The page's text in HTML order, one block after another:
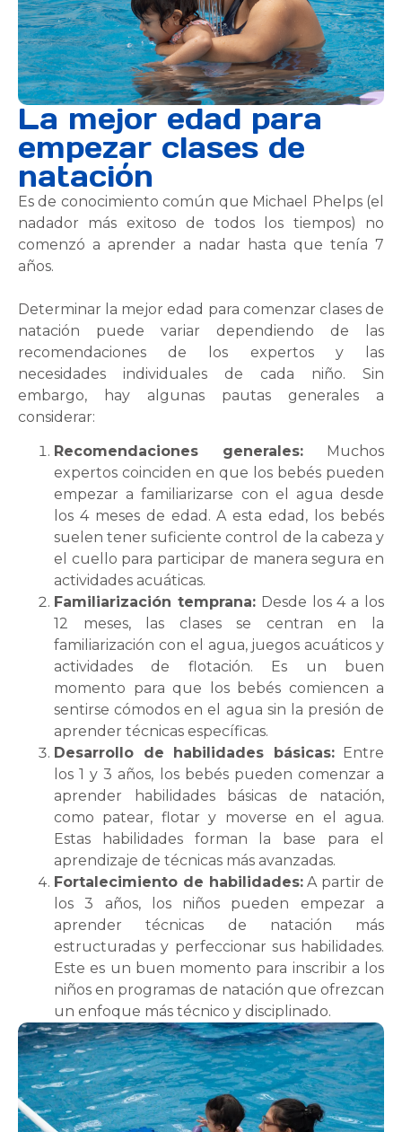
La mejor edad para
empezar clases de
natación
Es de conocimiento común que Michael Phelps (el
nadador más exitoso de todos los tiempos) no
comenzó a aprender a nadar hasta que tenía 7
años.
Determinar la mejor edad para comenzar clases de
natación puede variar dependiendo de las
recomendaciones de los expertos y las
necesidades individuales de cada niño. Sin
embargo, hay algunas pautas generales a
considerar:
Recomendaciones generales: Muchos
expertos coinciden en que los bebés pueden
empezar a familiarizarse con el agua desde
los 4 meses de edad. A esta edad, los bebés
suelen tener suficiente control de la cabeza y
el cuello para participar de manera segura en
actividades acuáticas.
Familiarización temprana:Desde los 4 a los
12 meses, las clases se centran en la
familiarización con el agua, juegos acuáticos y
actividades de flotación. Es un buen
momento para que los bebés comiencen a
sentirse cómodos en el agua sin la presión de
aprender técnicas específicas.
Desarrollo de habilidades básicas:Entre
los 1 y 3 años, los bebés pueden comenzar a
aprender habilidades básicas de natación,
como patear, flotar y moverse en el agua.
Estas habilidades forman la base para el
aprendizaje de técnicas más avanzadas.
Fortalecimiento de habilidades:A partir de
los 3 años, los niños pueden empezar a
aprender técnicas de natación más
estructuradas y perfeccionar sus habilidades.
Este es un buen momento para inscribir a los
niños en programas de natación que ofrezcan
un enfoque más técnico y disciplinado.